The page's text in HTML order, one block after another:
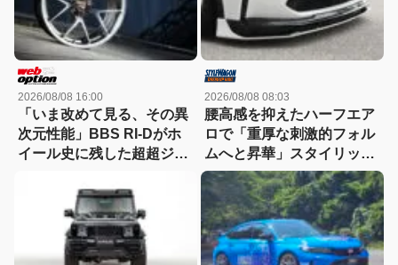
2026/08/08 16:00
「いま改めて見る、その異
次元性能」BBS RI-Dがホ
イール史に残した超超ジュ
2026/08/08 08:03
腰高感を抑えたハーフエア
ロで「重厚な刺激的フォル
ムへと昇華」スタイリッシ
ュなエステートを構築